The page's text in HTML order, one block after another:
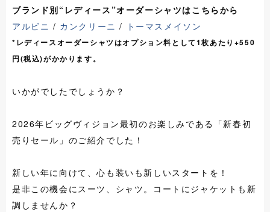
ブランド別“レディース”オーダーシャツはこちらから
アルビニ / カンクリーニ / トーマスメイソン
*レディースオーダーシャツはオプション料として1枚あたり+550
円(税込)がかかります。
いかがでしたでしょうか？
2026年ビッグヴィジョン最初のお楽しみである「新春初
売りセール」のご紹介でした！
新しい年に向けて、心も装いも新しいスタートを！
是非この機会にスーツ、シャツ。コートにジャケットも新
調しませんか？